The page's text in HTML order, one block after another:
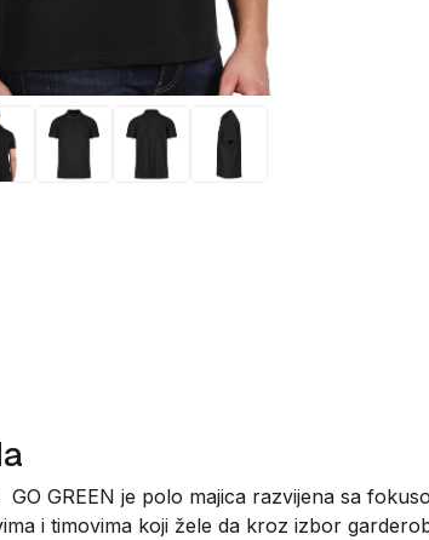
GREEN je polo majica razvijena sa
i timovima koji žele da kroz izbor